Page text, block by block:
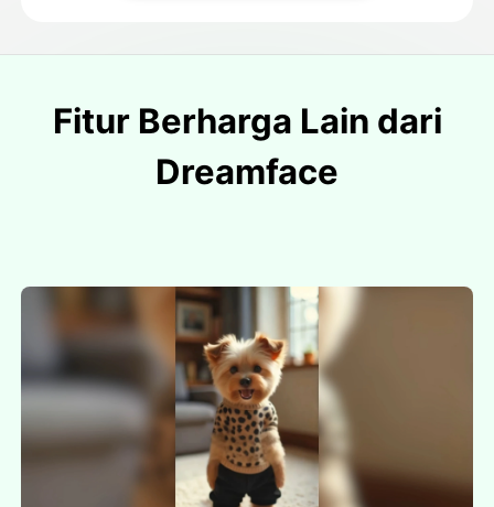
Fitur Berharga Lain dari
Dreamface